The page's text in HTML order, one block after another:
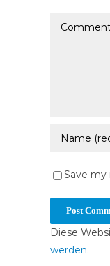
Comment
Save
Diese
werden.